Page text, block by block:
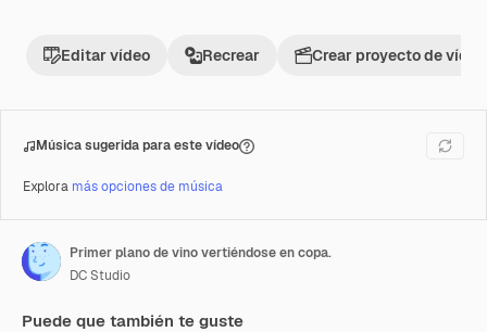
Editar vídeo Recrear Crear proyecto de vídeo
Música sugerida para este vídeo
Explora más opciones de música
Primer plano de vino vertiéndose en copa.
DC Studio
Puede que también te guste